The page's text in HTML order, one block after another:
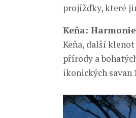
projížďky, které
Keňa:
Keňa, další
přírody a
ikonických savan